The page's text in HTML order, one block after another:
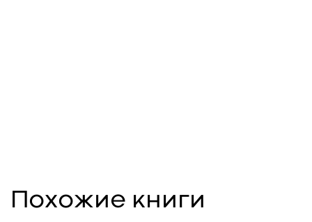
Похожие книги